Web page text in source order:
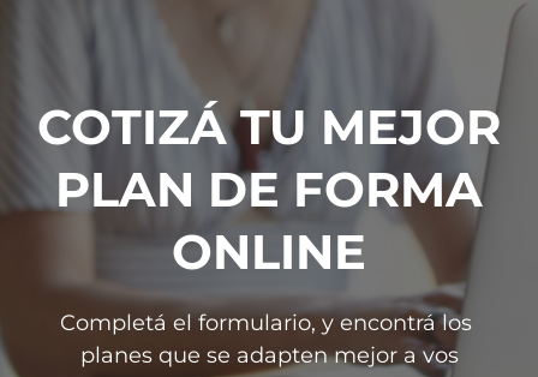
COTIZÁ TU MEJOR
PLAN DE FORMA
ONLINE
Completá el formulario, y encontrá los
planes que se adapten mejor a vos